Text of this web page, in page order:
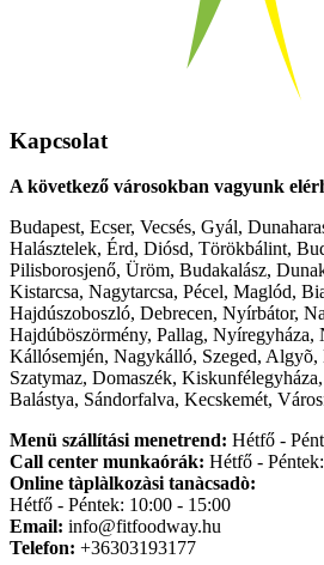
Kapcsolat
A következő városokban vagyunk
Budapest, Ecser, Vecsés, Gyál,
Halásztelek, Érd, Diósd, Törökbálint,
Pilisborosjenő, Üröm, Budakalász,
Kistarcsa, Nagytarcsa, Pécel, Maglód,
Hajdúszoboszló, Debrecen, Nyírbátor,
Hajdúböszörmény, Pallag,
Kállósemjén, Nagykálló, Szeged, Algyõ,
Szatymaz, Domaszék,
Balástya, Sándorfalva, Kecskemét,
Menü szállítási menetrend: Hétfő -
Call center munkaórák: Hétfő -
Online tàplàlkozàsi tanàcsadò:
Hétfő - Péntek: 10:00 - 15:00
Email: info@fitfoodway.hu
Telefon: +36303193177